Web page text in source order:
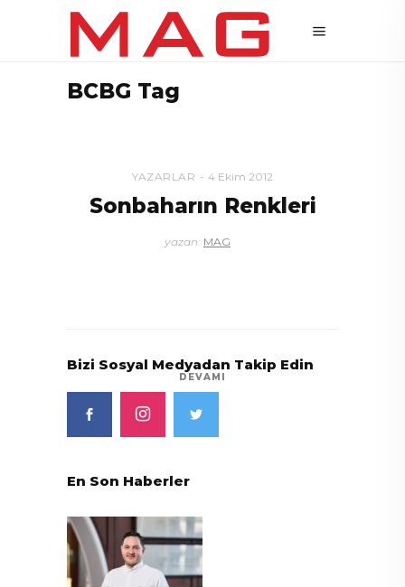
BCBG Tag
YAZARLAR 4 Ekim 2012
Sonbaharın Renkleri
yazan: MAG
DEVAMI
Bizi Sosyal Medyadan Takip Edin
En Son Haberler